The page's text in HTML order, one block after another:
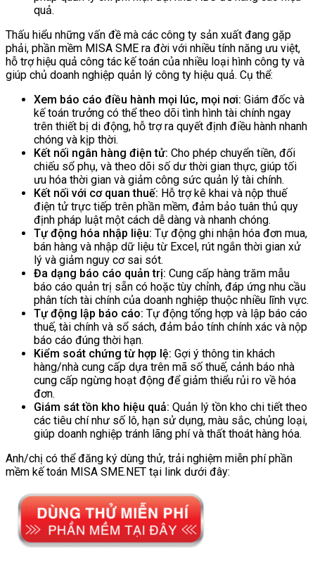
quả.
Thấu hiểu những vấn đề mà các công ty sản xuất đang gặp
phải, phần mềm MISA SME ra đời với nhiều tính năng ưu việt,
hỗ trợ hiệu quả công tác kế toán của nhiều loại hình công ty và
giúp chủ doanh nghiệp quản lý công ty hiệu quả. Cụ thể:
Xem báo cáo điều hành mọi lúc, mọi nơi: Giám đốc và
kế toán trưởng có thể theo dõi tình hình tài chính ngay
trên thiết bị di động, hỗ trợ ra quyết định điều hành nhanh
chóng và kịp thời.
Kết nối ngân hàng điện tử: Cho phép chuyển tiền, đối
chiếu sổ phụ, và theo dõi số dư thời gian thực, giúp tối
ưu hóa thời gian và giảm công sức quản lý tài chính.
Kết nối với cơ quan thuế: Hỗ trợ kê khai và nộp thuế
điện tử trực tiếp trên phần mềm, đảm bảo tuân thủ quy
định pháp luật một cách dễ dàng và nhanh chóng.
Tự động hóa nhập liệu: Tự động ghi nhận hóa đơn mua,
bán hàng và nhập dữ liệu từ Excel, rút ngắn thời gian xử
lý và giảm nguy cơ sai sót.
Đa dạng báo cáo quản trị: Cung cấp hàng trăm mẫu
báo cáo quản trị sẵn có hoặc tùy chỉnh, đáp ứng nhu cầu
phân tích tài chính của doanh nghiệp thuộc nhiều lĩnh vực.
Tự động lập báo cáo: Tự động tổng hợp và lập báo cáo
thuế, tài chính và sổ sách, đảm bảo tính chính xác và nộp
báo cáo đúng thời hạn.
Kiểm soát chứng từ hợp lệ: Gợi ý thông tin khách
hàng/nhà cung cấp dựa trên mã số thuế, cảnh báo nhà
cung cấp ngừng hoạt động để giảm thiểu rủi ro về hóa
đơn.
Giám sát tồn kho hiệu quả: Quản lý tồn kho chi tiết theo
các tiêu chí như số lô, hạn sử dụng, màu sắc, chủng loại,
giúp doanh nghiệp tránh lãng phí và thất thoát hàng hóa.
Anh/chị có thể đăng ký dùng thử, trải nghiệm miễn phí phần
mềm kế toán MISA SME.NET tại link dưới đây: